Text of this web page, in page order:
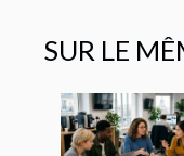
SUR LE